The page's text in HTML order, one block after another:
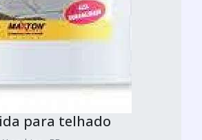
para telhado